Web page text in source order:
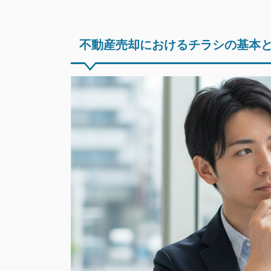
不動産売却におけるチラシの基本